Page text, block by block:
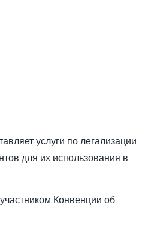
услуги по легализации
для их использования в
Конвенции об